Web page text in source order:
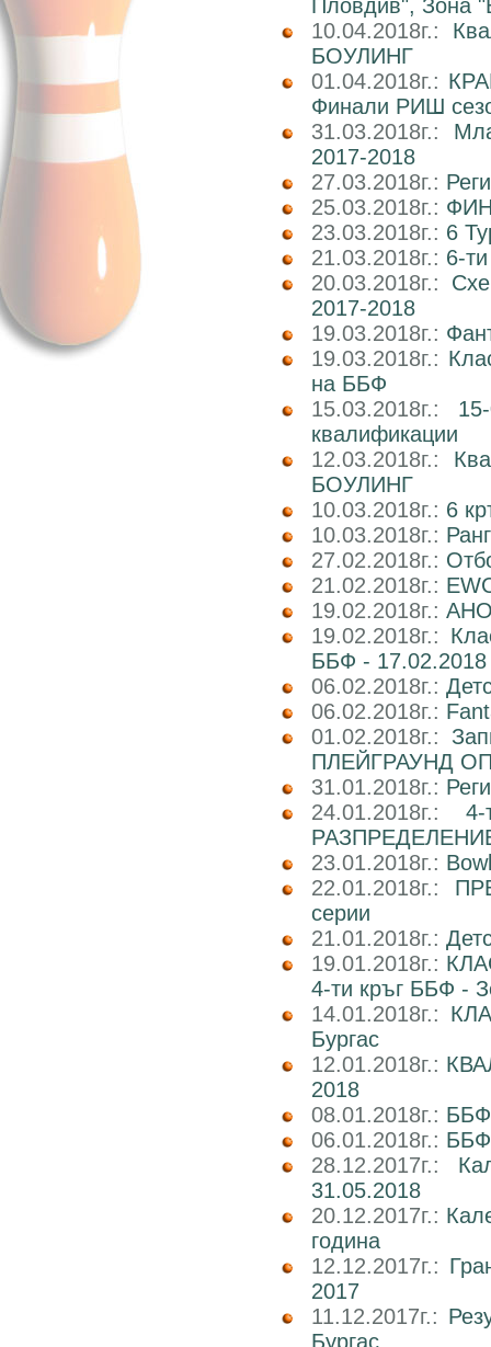
Пловдив", Зона
10.04.2018г.:
БОУЛИНГ
01.04.2018г.:
Финали РИШ
31.03.2018г.:
2017-2018
27.03.2018г.:
25.03.2018г.:
23.03.2018г.: 6
21.03.2018г.: 6-
20.03.2018г.:
2017-2018
19.03.2018г.:
19.03.2018г.:
на ББФ
15.03.2018г.:
квалификации
12.03.2018г.:
БОУЛИНГ
10.03.2018г.: 6
10.03.2018г.:
27.02.2018г.:
21.02.2018г.:
19.02.2018г.:
19.02.2018г.:
ББФ - 17.02.2018
06.02.2018г.:
06.02.2018г.:
01.02.2018г.:
ПЛЕЙГРАУНД
31.01.2018г.:
24.01.2018г.:
23.01.2018г.:
22.01.2018г.:
серии
21.01.2018г.:
19.01.2018г.:
4-ти кръг ББФ -
14.01.2018г.:
Бургас
12.01.2018г.:
2018
08.01.2018г.: ББФ
06.01.2018г.: ББФ
28.12.2017г.:
31.05.2018
20.12.2017г.:
година
12.12.2017г.:
2017
11.12.2017г.:
Бургас